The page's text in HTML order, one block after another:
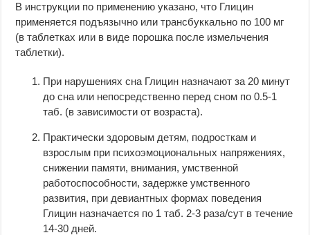
В инструкции по применению указано, что Глицин
применяется подъязычно или трансбуккально по 100 мг
(в таблетках или в виде порошка после измельчения
таблетки).
При нарушениях сна Глицин назначают за 20 минут
до сна или непосредственно перед сном по 0.5-1
таб. (в зависимости от возраста).
Практически здоровым детям, подросткам и
взрослым при психоэмоциональных напряжениях,
снижении памяти, внимания, умственной
работоспособности, задержке умственного
развития, при девиантных формах поведения
Глицин назначается по 1 таб. 2-3 раза/сут в течение
14-30 дней.